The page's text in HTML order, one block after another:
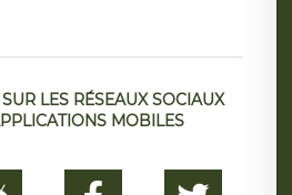
LES RÉSEAUX SOCIAUX
MOBILES